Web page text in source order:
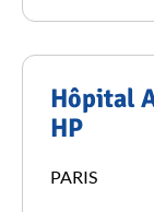
Hôpital
HP
PARIS